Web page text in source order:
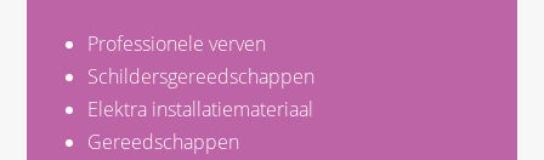
Professionele verven
Schildersgereedschappen
Elektra installatiemateriaal
Gereedschappen